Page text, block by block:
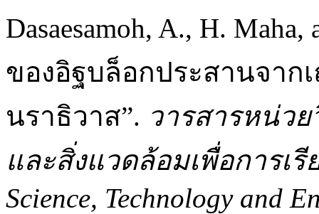
Dasaesamoh, A., H.
ของอิฐบล็อกประสานจาก
นราธิวาส”. วารสารหน่ว
และสิ่งแวดล้อมเพื่อการเรี
Science, Technology and